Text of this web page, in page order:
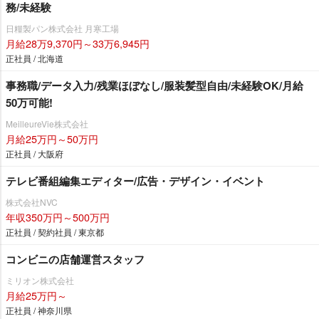
務/未経験
日糧製パン株式会社 月寒工場
月給28万9,370円～33万6,945円
正社員 / 北海道
事務職/データ入力/残業ほぼなし/服装髪型自由/未経験OK/月給
50万可能!
MeilleureVie株式会社
月給25万円～50万円
正社員 / 大阪府
テレビ番組編集エディター/広告・デザイン・イベント
株式会社NVC
年収350万円～500万円
正社員 / 契約社員 / 東京都
コンビニの店舗運営スタッフ
ミリオン株式会社
月給25万円～
正社員 / 神奈川県